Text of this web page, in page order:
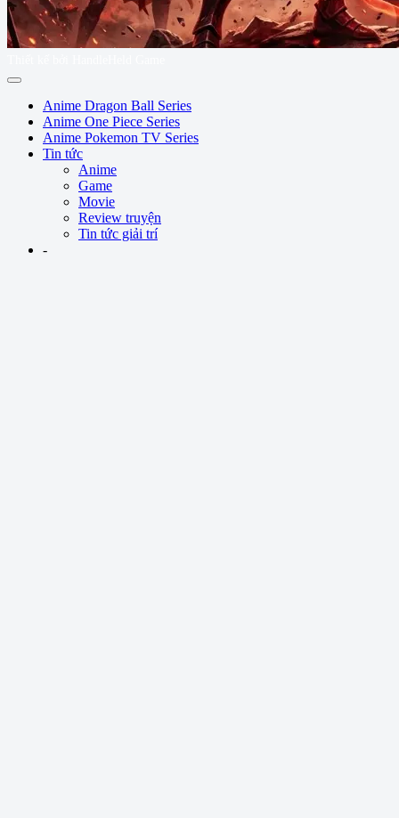
Anime Dragon Ball Series
Anime One Piece Series
Anime Pokemon TV Series
Tin tức
Anime
Game
Movie
Review truyện
Tin tức giải trí
-